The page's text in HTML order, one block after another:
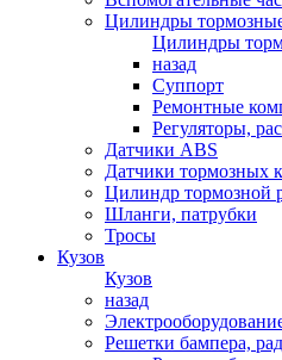
Цилиндры
Цилиндры
назад
Суппорт
Ремонтные
Регуляторы,
Датчики ABS
Датчики тормозных
Цилиндр тормозной
Шланги, патрубки
Тросы
Кузов
Кузов
назад
Решетки бампера,